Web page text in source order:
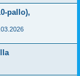
pallo),